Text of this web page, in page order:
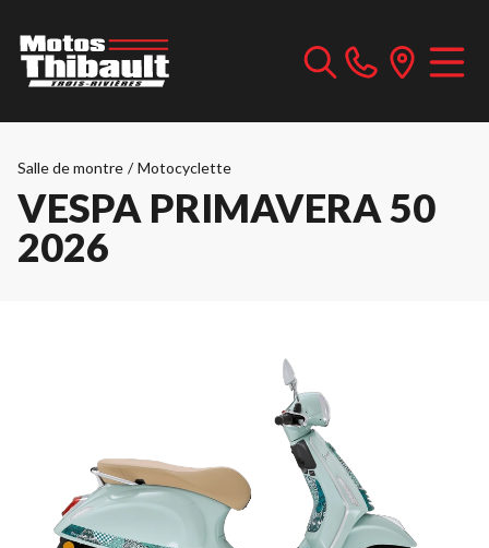
Salle de montre / Motocyclette
VESPA PRIMAVERA 50
2026